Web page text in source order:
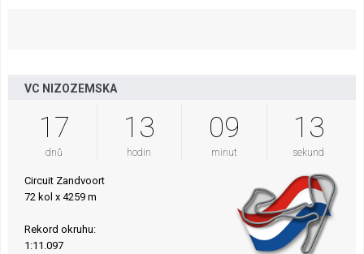
VC NIZOZEMSKA
17
dnů
13
hodin
09
minut
12
sekund
Circuit Zandvoort
72 kol x 4259 m
Rekord okruhu:
1:11.097